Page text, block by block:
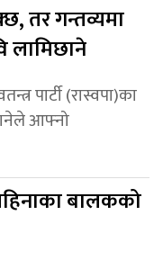
तर गन्तव्यमा
लामिछाने
पार्टी (रास्वपा)का
आफ्नो
बालकको